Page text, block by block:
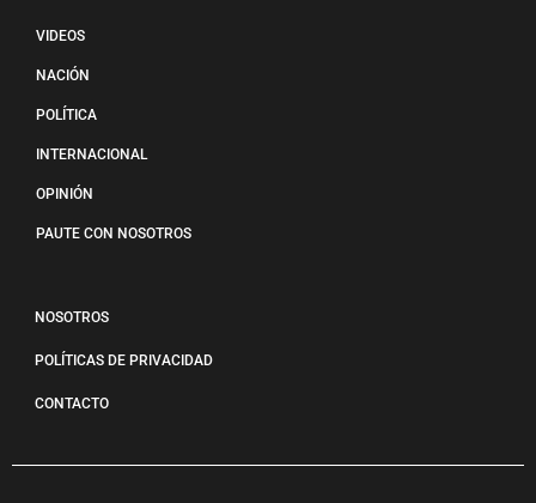
VIDEOS
NACIÓN
POLÍTICA
INTERNACIONAL
OPINIÓN
PAUTE CON NOSOTROS
NOSOTROS
POLÍTICAS DE PRIVACIDAD
CONTACTO